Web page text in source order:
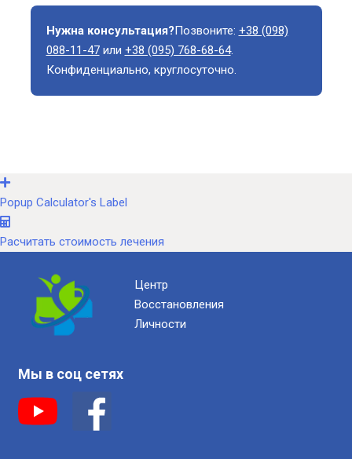
Нужна консультация?Позвоните: +38 (098)
088-11-47или +38 (095) 768-68-64.
Конфиденциально, круглосуточно.
Popup Calculator's Label
Расчитать стоимость лечения
Центр
Восстановления
Личности
Мы в соц сетях